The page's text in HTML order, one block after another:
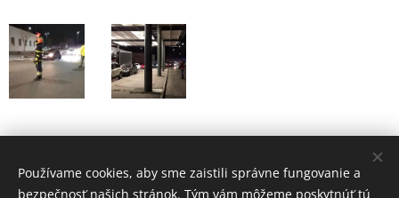
Používame cookies, aby sme zaistili správne fungovanie a
bezpečnosť našich stránok. Tým vám môžeme poskytnúť tú